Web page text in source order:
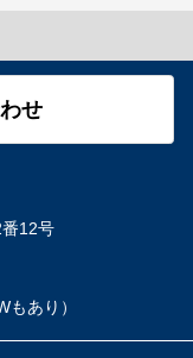
せ
12号
あり）